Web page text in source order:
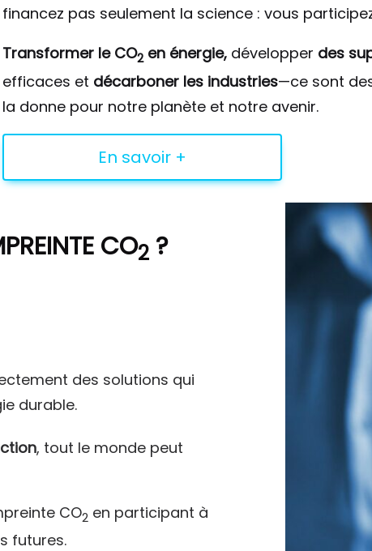
financez pas seulement la science : vous
Transformer le CO2 en énergie, développer des
efficaces et décarboner les industries—ce sont
la donne pour notre planète et notre avenir.
En savoir +
CO2 ?
des solutions qui
durable.
, tout le monde peut
CO2 en participant à
futures.